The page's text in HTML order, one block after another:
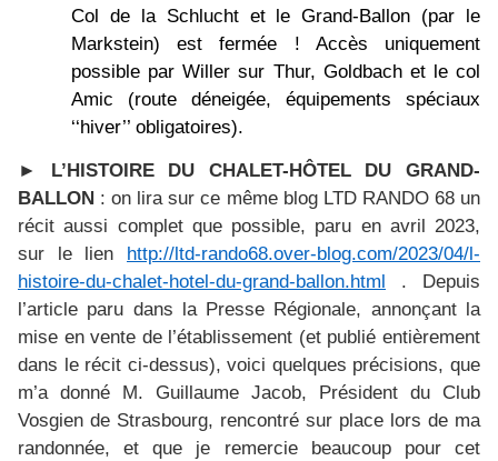
Col de la Schlucht et le Grand-Ballon (par le
Markstein) est fermée ! Accès uniquement
possible par Willer sur Thur, Goldbach et le col
Amic (route déneigée, équipements spéciaux
‘‘hiver’’ obligatoires).
► L’HISTOIRE DU CHALET-HÔTEL DU GRAND-
BALLON : on lira sur ce même blog LTD RANDO 68 un
récit aussi complet que possible, paru en avril 2023,
sur le lien http://ltd-rando68.over-blog.com/2023/04/l-
histoire-du-chalet-hotel-du-grand-ballon.html . Depuis
l’article paru dans la Presse Régionale, annonçant la
mise en vente de l’établissement (et publié entièrement
dans le récit ci-dessus), voici quelques précisions, que
m’a donné M. Guillaume Jacob, Président du Club
Vosgien de Strasbourg, rencontré sur place lors de ma
randonnée, et que je remercie beaucoup pour cet